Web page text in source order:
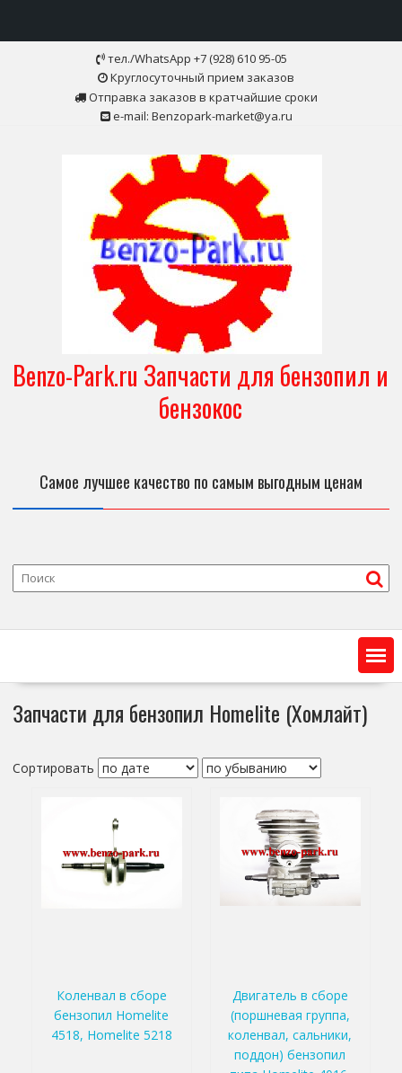
тел./WhatsApp +7 (928) 610 95-05
Круглосуточный прием заказов
Отправка заказов в кратчайшие сроки
e-mail: Benzopark-market@ya.ru
Benzo-Park.ru Запчасти для бензопил и
бензокос
Самое лучшее качество по самым выгодным ценам
Запчасти для бензопил Homelite (Хомлайт)
Сортировать
Коленвал в сборе
бензопил Homelite
4518, Homelite 5218
Двигатель в сборе
(поршневая группа,
коленвал, сальники,
поддон) бензопил